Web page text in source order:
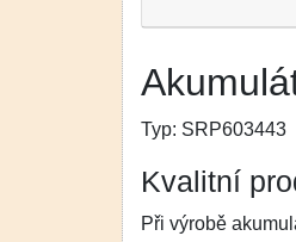
Typ: SRP603443
Kvalitní
Při výrobě